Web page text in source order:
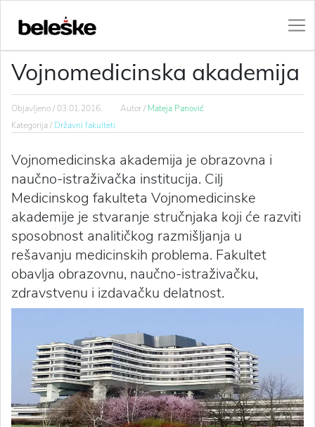
Vojnomedicinska akademija
Objavljeno /03.01.2016. Autor / Mateja Panović
Kategorija / Državni fakulteti
Vojnomedicinska akademija je obrazovna i
naučno-istraživačka institucija. Cilj
Medicinskog fakulteta Vojnomedicinske
akademije je stvaranje stručnjaka koji će razviti
sposobnost analitičkog razmišljanja u
rešavanju medicinskih problema. Fakultet
obavlja obrazovnu, naučno-istraživačku,
zdravstvenu i izdavačku delatnost.